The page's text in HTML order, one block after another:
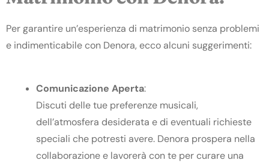
Per garantire un’esperienza di matrimonio senza problemi
e indimenticabile con Denora, ecco alcuni suggerimenti:
Comunicazione Aperta:
Discuti delle tue preferenze musicali,
dell’atmosfera desiderata e di eventuali richieste
speciali che potresti avere. Denora prospera nella
collaborazione e lavorerà con te per curare una